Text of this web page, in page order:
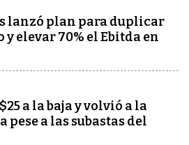
lanzó plan para duplicar
elevar 70% el Ebitda en
a la baja y volvió a la
pese a las subastas del